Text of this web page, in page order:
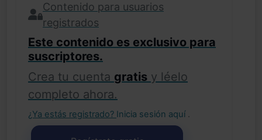
Contenido para usuarios
registrados
Este contenido es exclusivo para
suscriptores.
Crea tu cuenta gratis y léelo
completo ahora.
¿Ya estás registrado? Inicia sesión aquí .